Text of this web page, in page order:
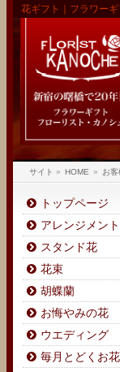
花ギフト｜フラワー
サイト » HOME » お
トップページ
アレンジメント
スタンド花
花束
胡蝶蘭
お悔やみの花
ウエディング
毎月とどくお花